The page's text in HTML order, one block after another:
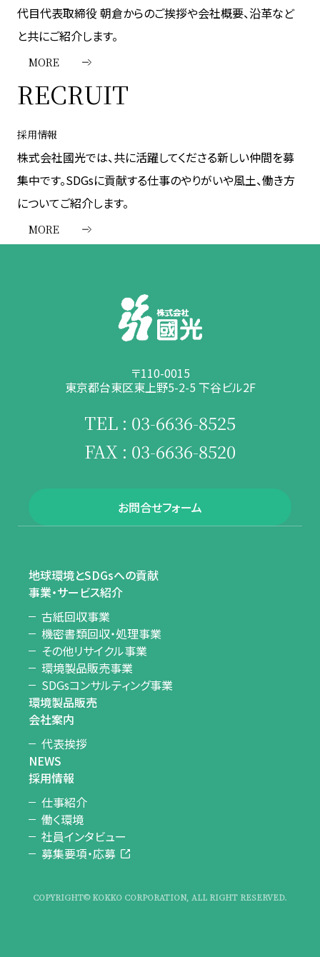
代目代表取締役 朝倉からのご挨拶や会社概要、沿革など
と共にご紹介します。
MORE
RECRUIT
採用情報
株式会社國光では、共に活躍してくださる新しい仲間を募
集中です。SDGsに貢献する仕事のやりがいや風土、働き方
についてご紹介します。
MORE
〒110-0015
東京都台東区東上野5-2-5 下谷ビル2F
TEL : 03-6636-8525
FAX : 03-6636-8520
お問合せフォーム
地球環境とSDGsへの貢献
事業・サービス紹介
古紙回収事業
機密書類回収・処理事業
その他リサイクル事業
環境製品販売事業
SDGsコンサルティング事業
環境製品販売
会社案内
代表挨拶
NEWS
採用情報
仕事紹介
働く環境
社員インタビュー
募集要項・応募
COPYRIGHT© KOKKO CORPORATION, ALL RIGHT RESERVED.